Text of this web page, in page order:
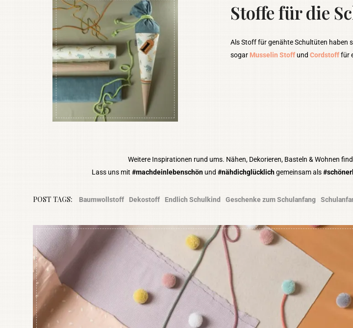
Stoffe für die
Als Stoff für genähte Schultüten haben
sogar Musselin Stoff undCordstofffür
Weitere Inspirationen rund ums. Nähen, Dekorieren, Basteln & Wohnen
Lass uns mit #machdeinlebenschönund #nähdichglücklichgemeinsam als
POST TAGS: Baumwollstoff Dekostoff Endlich Schulkind Geschenke zum Schulanfang